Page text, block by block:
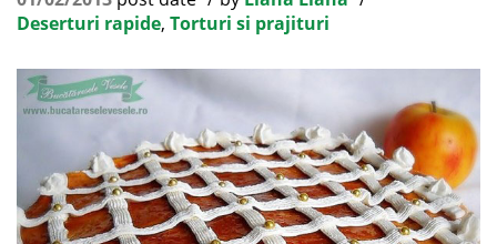
Deserturi rapide, Torturi si prajituri